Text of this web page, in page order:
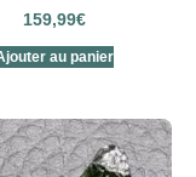
159,99€
au panier